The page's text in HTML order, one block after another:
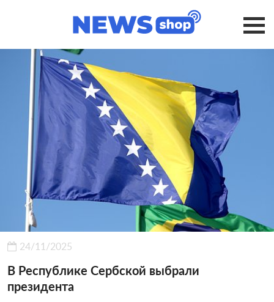
24/11/2025
В Республике Сербской выбрали
президента